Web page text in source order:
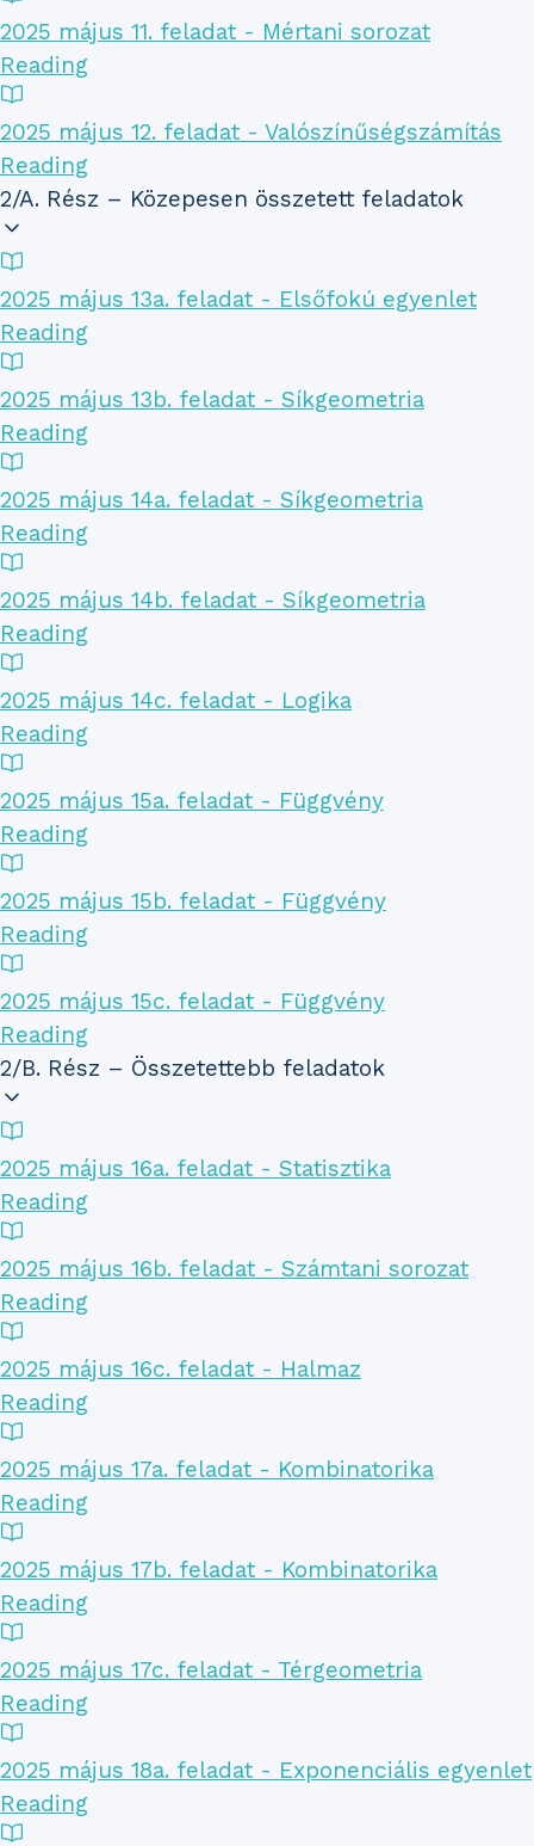
2025 május 11. feladat - Mértani sorozat
Reading
2025 május 12. feladat - Valószínűségszámítás
Reading
2/A. Rész – Közepesen összetett feladatok
2025 május 13a. feladat - Elsőfokú egyenlet
Reading
2025 május 13b. feladat - Síkgeometria
Reading
2025 május 14a. feladat - Síkgeometria
Reading
2025 május 14b. feladat - Síkgeometria
Reading
2025 május 14c. feladat - Logika
Reading
2025 május 15a. feladat - Függvény
Reading
2025 május 15b. feladat - Függvény
Reading
2025 május 15c. feladat - Függvény
Reading
2/B. Rész – Összetettebb feladatok
2025 május 16a. feladat - Statisztika
Reading
2025 május 16b. feladat - Számtani sorozat
Reading
2025 május 16c. feladat - Halmaz
Reading
2025 május 17a. feladat - Kombinatorika
Reading
2025 május 17b. feladat - Kombinatorika
Reading
2025 május 17c. feladat - Térgeometria
Reading
2025 május 18a. feladat - Exponenciális egyenlet
Reading